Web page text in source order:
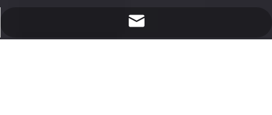
sales@redsaillaser.com